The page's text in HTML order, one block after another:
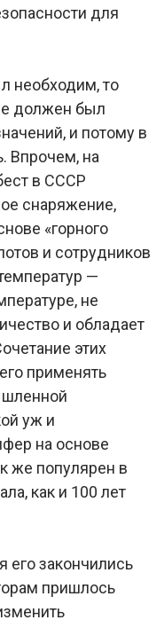
для
необходим, то
должен был
и потому в
Впрочем, на
в СССР
снаряжение,
«горного
и сотрудников
—
не
и обладает
этих
применять
уж и
на основе
же популярен в
как и 100 лет
его закончились
пришлось